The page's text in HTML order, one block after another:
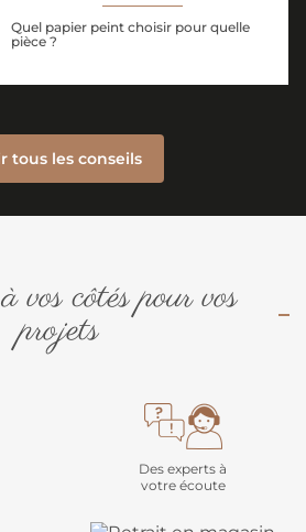
Quel papier peint choisir pour quelle
pièce ?
tous les conseils
vos côtés pour vos
projets
Des experts à
votre écoute